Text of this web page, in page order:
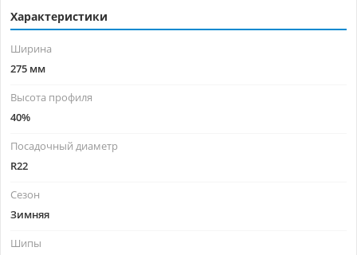
Характеристики
Ширина
275 мм
Высота профиля
40%
Посадочный диаметр
R22
Сезон
Зимняя
Шипы